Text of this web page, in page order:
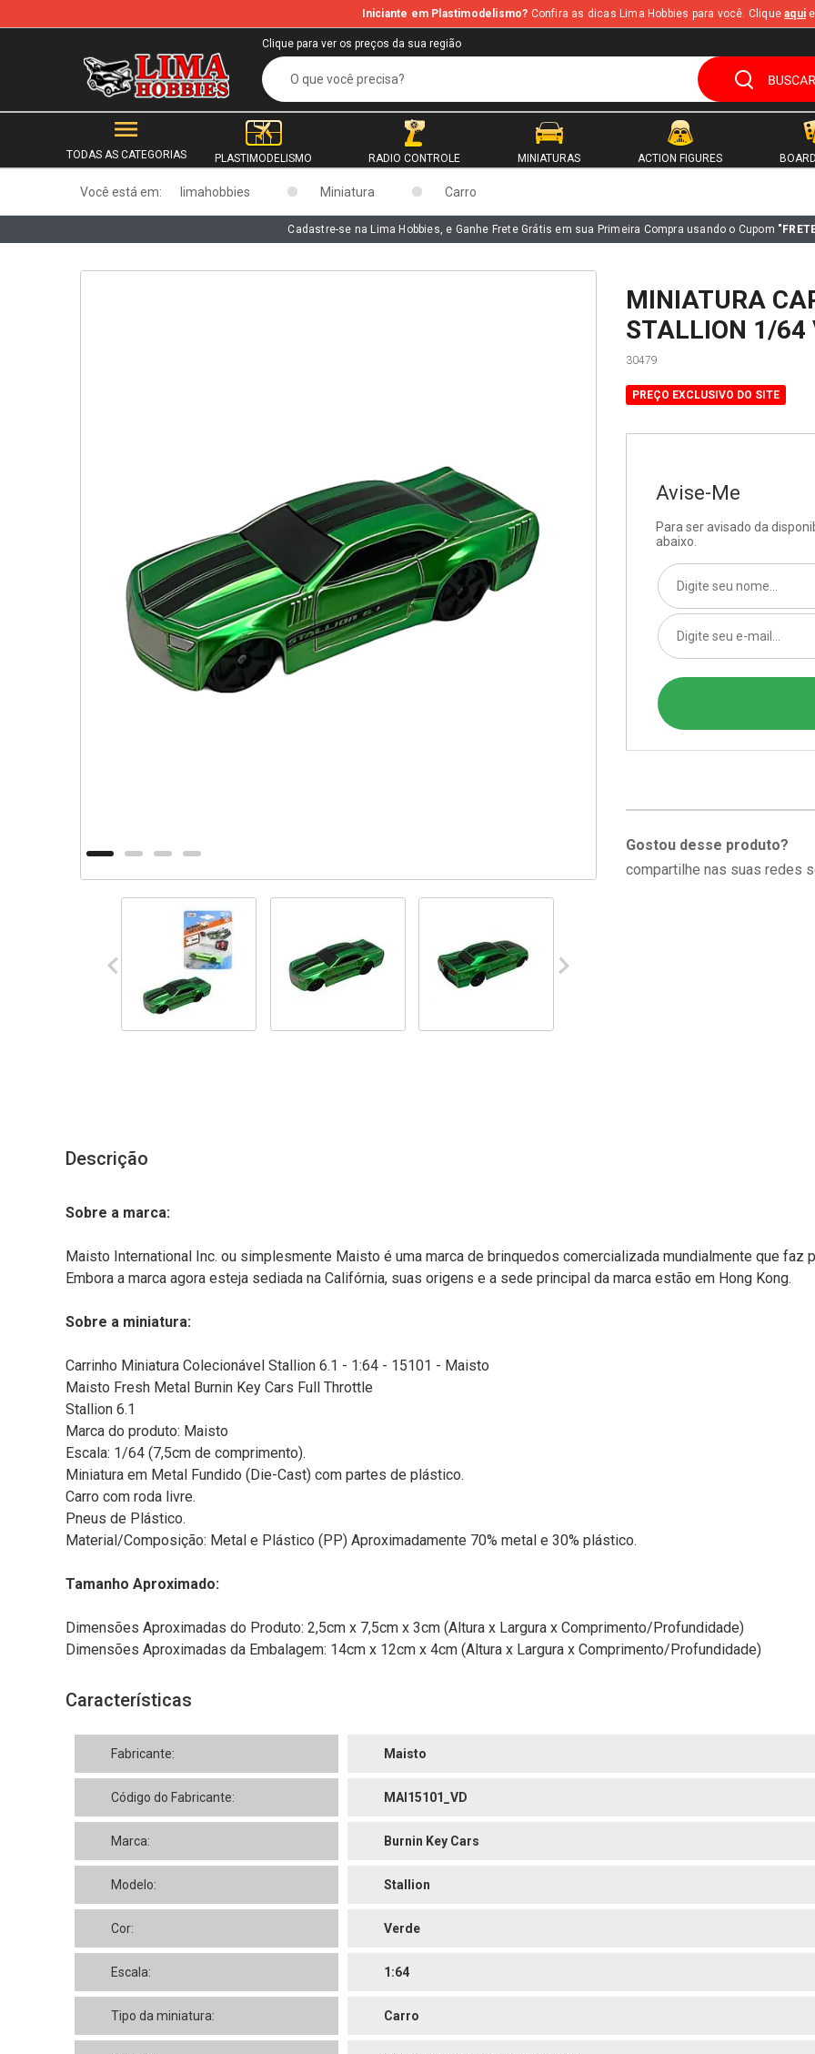
b
Iniciante em Plastimodelismo? Confira as dicas Lima Hobbies para você. Cliqueaqui
Clique para ver os preços da sua região
TODAS AS CATEGORIAS PLASTIMODELISMO RADIO CONTROLE MINIATURAS ACTION FIGURES
Você está em: limahobbies Miniatura Carro
Cadastre-se na Lima Hobbies, e Ganhe Frete Grátis em sua Primeira Compra usando o Cupom
MINIATURA
STALLION 1/64
30479
PREÇO EXCLUSIVO DO SITE
Avise-Me
Para ser avisado da
abaixo.
Gostou desse produto?
compartilhe nas suas redes
Descrição
Sobre a marca:
Maisto International Inc. ou simplesmente Maisto é uma marca de brinquedos comercializada mundialmente que faz
Embora a marca agora esteja sediada na Califórnia, suas origens e a sede principal da marca estão em Hong Kong.
Sobre a miniatura:
Carrinho Miniatura Colecionável Stallion 6.1 - 1:64 - 15101 - Maisto
Maisto Fresh Metal Burnin Key Cars Full Throttle
Stallion 6.1
Marca do produto: Maisto
Escala: 1/64 (7,5cm de comprimento).
Miniatura em Metal Fundido (Die-Cast) com partes de plástico.
Carro com roda livre.
Pneus de Plástico.
Material/Composição: Metal e Plástico (PP) Aproximadamente 70% metal e 30% plástico.
Tamanho Aproximado:
Dimensões Aproximadas do Produto: 2,5cm x 7,5cm x 3cm (Altura x Largura x Comprimento/Profundidade)
Dimensões Aproximadas da Embalagem: 14cm x 12cm x 4cm (Altura x Largura x Comprimento/Profundidade)
Características
Fabricante: Maisto
Código do Fabricante: MAI15101_VD
Marca: Burnin Key Cars
Modelo: Stallion
Cor: Verde
Escala: 1:64
Tipo da miniatura: Carro